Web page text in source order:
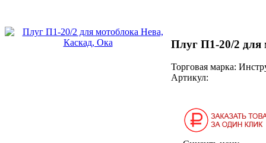
Плуг П1-20/2 для
Торговая марка:
Артикул: